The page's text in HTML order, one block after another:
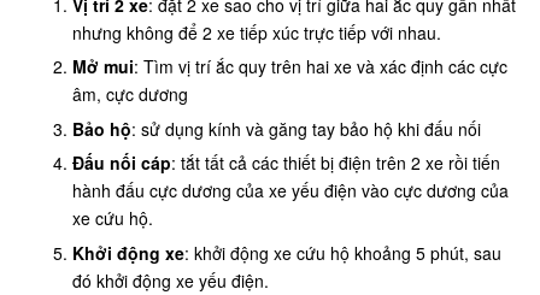
nhưng không để 2 xe tiếp xúc trực tiếp với nhau.
Mở mui: Tìm vị trí ắc quy trên hai xe và xác định các cực
âm, cực dương
Bảo hộ: sử dụng kính và găng tay bảo hộ khi đấu nối
Đấu nối cáp: tắt tất cả các thiết bị điện trên 2 xe rồi tiến
hành đấu cực dương của xe yếu điện vào cực dương của
xe cứu hộ.
Khởi động xe: khởi động xe cứu hộ khoảng 5 phút, sau
đó khởi động xe yếu điện.